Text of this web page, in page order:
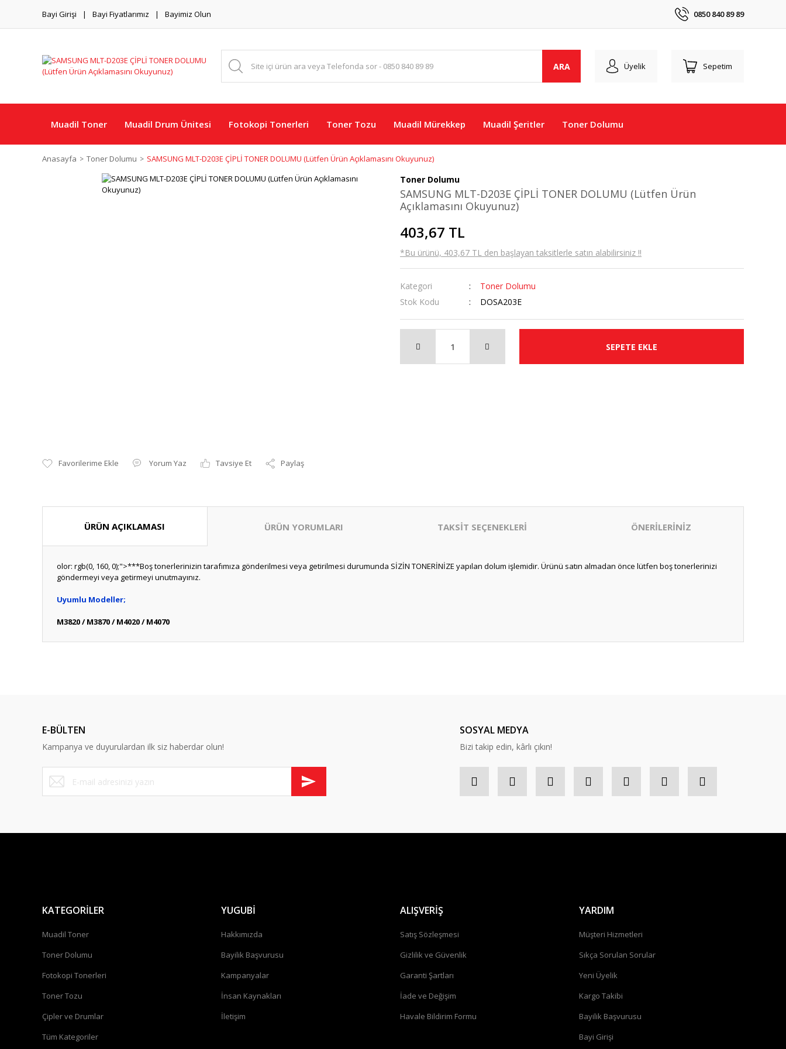
Bayi Girişi Bayi Fiyatlarımız Bayimiz Olun 0850 840 89 89
ARA Üyelik Sepetim
Muadil Toner Muadil Drum Ünitesi Fotokopi Tonerleri Toner Tozu Muadil Mürekkep Muadil Şeritler Toner Dolumu
Anasayfa Toner Dolumu SAMSUNG MLT-D203E ÇİPLİ TONER DOLUMU (Lütfen Ürün Açıklamasını Okuyunuz)
Yorum Yaz Tavsiye Et Paylaş
Toner Dolumu
SAMSUNG MLT-D203E ÇİPLİ TONER DOLUMU (Lütfen Ürün
Açıklamasını Okuyunuz)
403,67 TL
*Bu ürünü, 403,67 TL den başlayan taksitlerle satın alabilirsiniz !!
Kategori
Toner Dolumu
Stok Kodu
DOSA203E
SEPETE EKLE
ÜRÜN AÇIKLAMASI ÜRÜN YORUMLARI TAKSİT SEÇENEKLERİ ÖNERİLERİNİZ
olor: rgb(0, 160, 0);">***Boş tonerlerinizin tarafımıza gönderilmesi veya getirilmesi durumunda SİZİN TONERİNİZE yapılan dolum işlemidir. Ürünü satın almadan önce lütfen boş tonerlerinizi
göndermeyi veya getirmeyi unutmayınız.
Uyumlu Modeller;
M3820 / M3870 / M4020 / M4070
Ürün bilgilerinde hatalar bulunuyor.
Ürün fiyatı diğer sitelerden daha pahalı.
Bu ürüne benzer farklı alternatifler olmalı.
E-BÜLTEN
Kampanya ve duyurulardan ilk siz haberdar olun!
SOSYAL MEDYA
Bizi takip edin, kârlı çıkın!
KATEGORİLER
Muadil Toner
Toner Dolumu
Fotokopi Tonerleri
Toner Tozu
Çipler ve Drumlar
Tüm Kategoriler
YUGUBİ
Hakkımızda
Bayilik Başvurusu
Kampanyalar
İnsan Kaynakları
İletişim
ALIŞVERİŞ
Satış Sözleşmesi
Gizlilik ve Güvenlik
Garanti Şartları
İade ve Değişim
Havale Bildirim Formu
YARDIM
Müşteri Hizmetleri
Sıkça Sorulan Sorular
Yeni Üyelik
Kargo Takibi
Bayilik Başvurusu
Bayi Girişi